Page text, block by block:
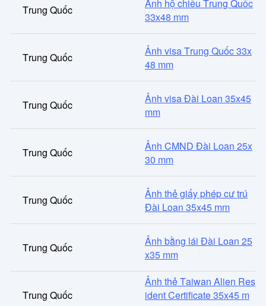
Trung Quốc
Ảnh hộ chiếu Trung Quốc
33x48 mm
Trung Quốc
Ảnh visa Trung Quốc 33x
48 mm
Trung Quốc
Ảnh visa Đài Loan 35x45
mm
Trung Quốc
Ảnh CMND Đài Loan 25x
30 mm
Trung Quốc
Ảnh thẻ giấy phép cư trú
Đài Loan 35x45 mm
Trung Quốc
Ảnh bằng lái Đài Loan 25
x35 mm
Trung Quốc
Ảnh thẻ Taiwan Alien Res
ident Certificate 35x45 m